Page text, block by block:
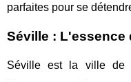
parfaites pour se
Séville : L'essence
Séville est la ville de